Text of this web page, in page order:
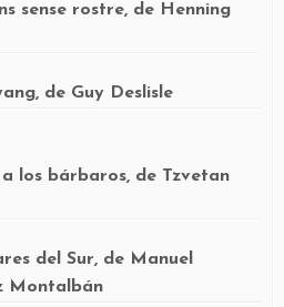
sense rostre, de Henning
de Guy Deslisle
a los bárbaros, de Tzvetan
del Sur, de Manuel
Montalbán